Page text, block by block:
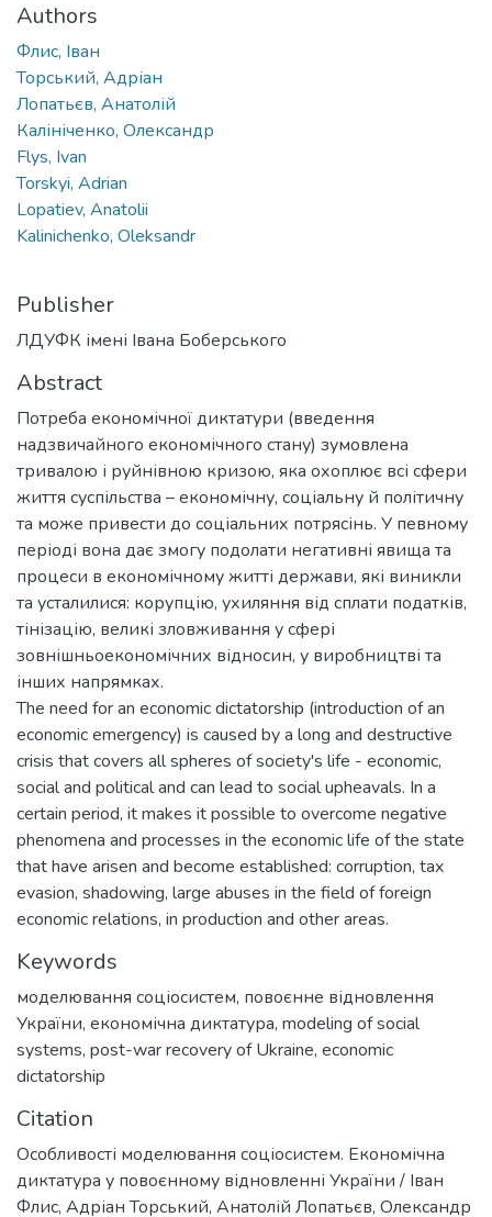
Authors
Флис, Іван
Торський, Адріан
Лопатьєв, Анатолій
Калініченко, Олександр
Flys, Ivan
Torskyi, Adrian
Lopatiev, Anatolii
Kalinichenko, Oleksandr
Publisher
ЛДУФК імені Івана Боберського
Abstract
Потреба економічної диктатури (введення
надзвичайного економічного стану) зумовлена
тривалою і руйнівною кризою, яка охоплює всі сфери
життя суспільства – економічну, соціальну й політичну
та може привести до соціальних потрясінь. У певному
періоді вона дає змогу подолати негативні явища та
процеси в економічному житті держави, які виникли
та усталилися: корупцію, ухиляння від сплати податків,
тінізацію, великі зловживання у сфері
зовнішньоекономічних відносин, у виробництві та
інших напрямках.
The need for an economic dictatorship (introduction of an
economic emergency) is caused by a long and destructive
crisis that covers all spheres of society's life - economic,
social and political and can lead to social upheavals. In a
certain period, it makes it possible to overcome negative
phenomena and processes in the economic life of the state
that have arisen and become established: corruption, tax
evasion, shadowing, large abuses in the field of foreign
economic relations, in production and other areas.
Keywords
моделювання соціосистем, повоєнне відновлення
України, економічна диктатура, modeling of social
systems, post-war recovery of Ukraine, economic
dictatorship
Citation
Особливості моделювання соціосистем. Економічна
диктатура у повоєнному відновленні України / Іван
Флис, Адріан Торський, Анатолій Лопатьєв, Олександр